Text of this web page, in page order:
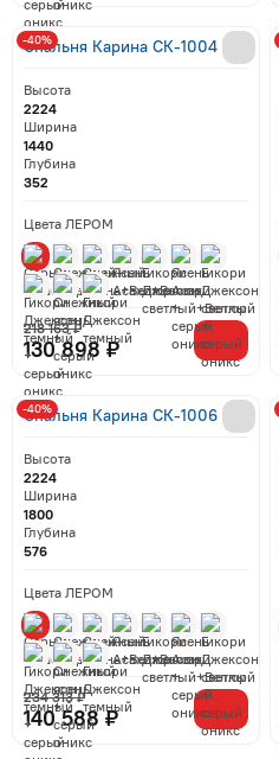
Спальня Карина СК-1004
Высота
2224
Ширина
1440
Глубина
352
Цвета ЛЕРОМ
130 898 ₽
218 163 ₽
-40%
Спальня Карина СК-1006
Высота
2224
Ширина
1800
Глубина
576
Цвета ЛЕРОМ
140 588 ₽
234 313 ₽
-40%